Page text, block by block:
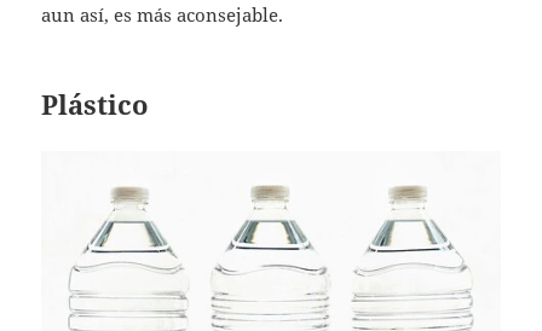
aun así, es más aconsejable.
Plástico